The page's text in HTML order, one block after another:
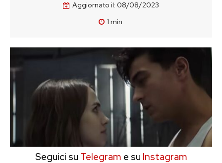
Aggiornato il: 08/08/2023
1 min.
Seguici su Telegram e su Instagram